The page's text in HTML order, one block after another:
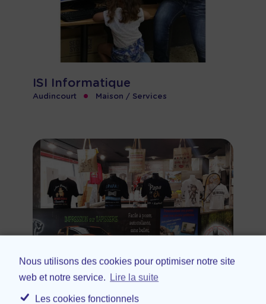
Nous utilisons des cookies pour optimiser notre site
web et notre service.
Lire la suite
Les cookies fonctionnels
ISI Informatique
Audincourt • Maison / Services
JS Impression